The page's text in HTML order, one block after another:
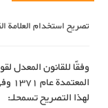
تصريح استخدام العلامة
وفقًا للقانون المعدل
لهذا التصريح تسمحلـ: